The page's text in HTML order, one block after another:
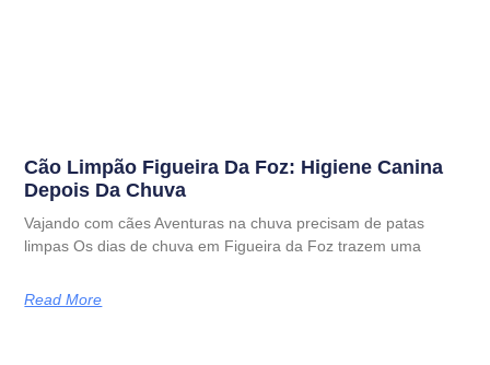
Cão Limpão Figueira Da Foz: Higiene Canina
Depois Da Chuva
Vajando com cães Aventuras na chuva precisam de patas
limpas Os dias de chuva em Figueira da Foz trazem uma
Read More